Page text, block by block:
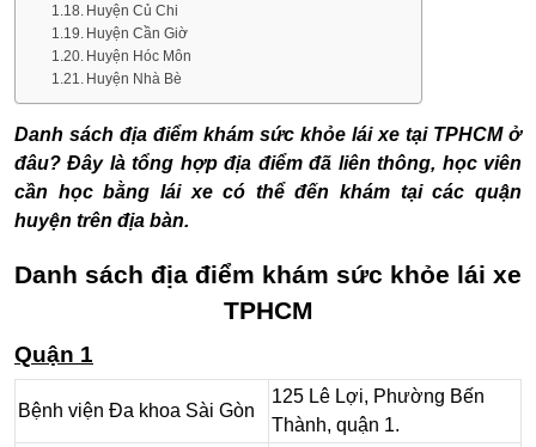
Huyện Củ Chi
Huyện Cần Giờ
Huyện Hóc Môn
Huyện Nhà Bè
Danh sách địa điểm khám sức khỏe lái xe tại TPHCMở
đâu? Đây là tổng hợp địa điểm đã liên thông, học viên
cần học bằng lái xe có thể đến khám tại các quận
huyện trên địa bàn.
Danh sách địa điểm khám sức khỏe lái xe
TPHCM
Quận 1
Bệnh viện Đa khoa Sài Gòn
125 Lê Lợi, Phường Bến
Thành, quận 1.